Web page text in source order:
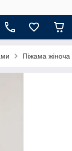
Піжама